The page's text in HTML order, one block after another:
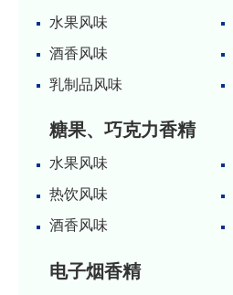
水果风味
酒香风味
乳制品风味
糖果、巧克力香精
水果风味
热饮风味
酒香风味
电子烟香精